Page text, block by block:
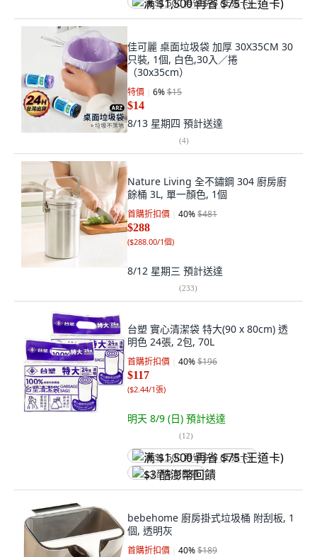
满 $1,500 再省 $75 (王道卡)
佳可麗 桌面垃圾袋 加厚 30X35CM 30
只裝, 1個, 白色,30入／捲
（30x35cm）
特價 6%$15
$14
8/13 星期四 預計送達
(4)
Nature Living 全不鏽鋼 304 廚房廚
餘桶 3L, 單一顏色, 1個
首購折扣價 40%$481
$288
($288.00/1個)
8/12 星期三 預計送達
(233)
台塑 實心清潔袋 特大(90 x 80cm) 透
明色 24張, 2包, 70L
首購折扣價 40%$196
$117
($2.44/1張)
明天 8/9 (日) 預計送達
(12)
满 $1,500 再省 $75 (王道卡)
$3 酷澎幣回饋
bebehome 廚房掛式垃圾桶 附刮板, 1
個, 透明灰
首購折扣價 40%$189